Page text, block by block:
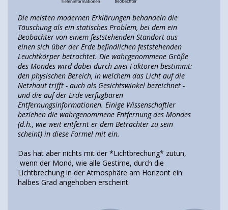
Die meisten modernen Erklärungen behandeln die
Täuschung als ein statisches Problem, bei dem ein
Beobachter von einem feststehenden Standort aus
einen sich über der Erde befindlichen feststehenden
Leuchtkörper betrachtet. Die wahrgenommene Größe
des Mondes wird dabei durch zwei Faktoren bestimmt:
den physischen Bereich, in welchem das Licht auf die
Netzhaut trifft - auch als Gesichtswinkel bezeichnet -
und die auf der Erde verfügbaren
Entfernungsinformationen. Einige Wissenschaftler
beziehen die wahrgenommene Entfernung des Mondes
(d.h., wie weit entfernt er dem Betrachter zu sein
scheint) in diese Formel mit ein.
Das hat aber nichts mit der *Lichtbrechung* zutun,
wenn der Mond, wie alle Gestirne, durch die
Lichtbrechung in der Atmosphäre am Horizont ein
halbes Grad angehoben erscheint.